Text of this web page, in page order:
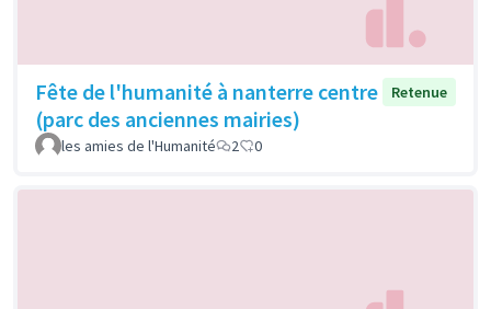
Fête de l'humanité à nanterre centre
(parc des anciennes mairies)
Retenue
les amies de l'Humanité 2 0